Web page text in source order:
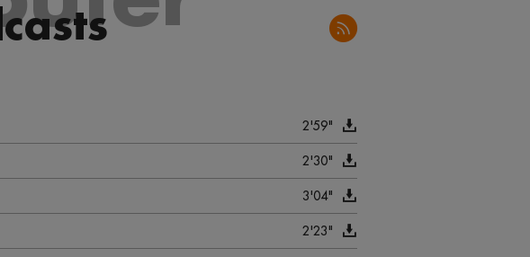
2'59"
2'30"
3'04"
2'23"